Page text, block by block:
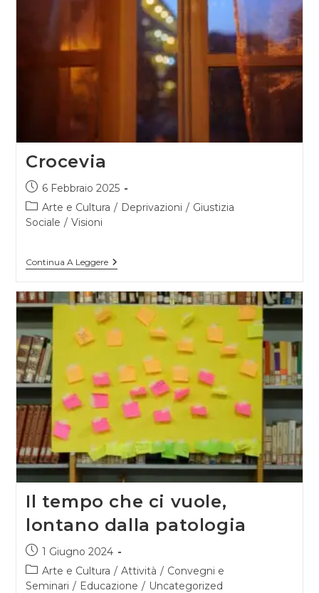
Crocevia
Articolo
pubblicato:
6 Febbraio 2025
Categoria
dell'articolo:
Arte e Cultura / Deprivazioni / Giustizia
Sociale / Visioni
Continua A LeggereCrocevia
Il tempo che ci vuole,
lontano dalla patologia
Articolo
pubblicato:
1 Giugno 2024
Categoria
dell'articolo:
Arte e Cultura / Attività / Convegni e
Seminari / Educazione / Uncategorized